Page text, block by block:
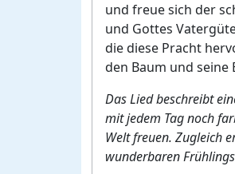
und freue sich der
und Gottes
die diese Pracht
den Baum und seine
Das Lied beschreibt
mit jedem Tag noch
Welt freuen. Zugleich
wunderbaren